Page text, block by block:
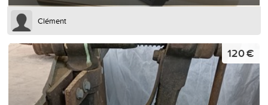
Clément
120 €